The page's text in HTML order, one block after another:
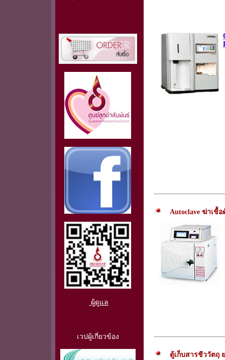
ผู้ดูแล
เวปผู้เกี่ยวข้อง
Autoclave ฆ่าเชื้
ตู้เก็บสารชีววัตถุ